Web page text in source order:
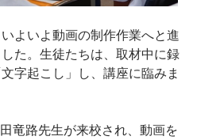
よいよ動画の制作作業へと進
た。生徒たちは、取材中に録
字起こし」し、講座に臨みま
竜路先生が来校され、動画を